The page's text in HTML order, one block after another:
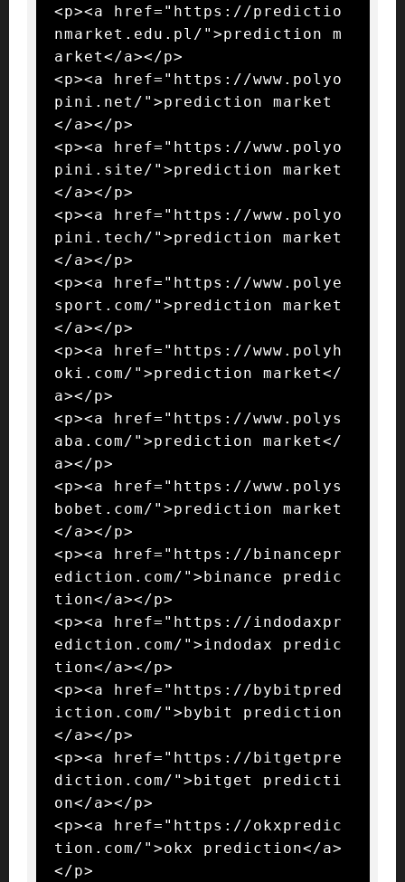
<p><a href="https://predictio
nmarket.edu.pl/">prediction m
arket</a></p>
<p><a href="https://www.polyo
pini.net/">prediction market
</a></p>
<p><a href="https://www.polyo
pini.site/">prediction market
</a></p>
<p><a href="https://www.polyo
pini.tech/">prediction market
</a></p>
<p><a href="https://www.polye
sport.com/">prediction market
</a></p>
<p><a href="https://www.polyh
oki.com/">prediction market</
a></p>
<p><a href="https://www.polys
aba.com/">prediction market</
a></p>
<p><a href="https://www.polys
bobet.com/">prediction market
</a></p>
<p><a href="https://binancepr
ediction.com/">binance predic
tion</a></p>
<p><a href="https://indodaxpr
ediction.com/">indodax predic
tion</a></p>
<p><a href="https://bybitpred
iction.com/">bybit prediction
</a></p>
<p><a href="https://bitgetpre
diction.com/">bitget predicti
on</a></p>
<p><a href="https://okxpredic
tion.com/">okx prediction</a>
</p>